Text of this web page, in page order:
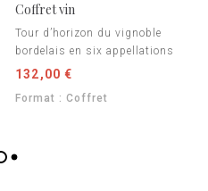
Coffret vin
Tour d’horizon du vignoble
bordelais en six appellations
132,00 €
Format : Coffret